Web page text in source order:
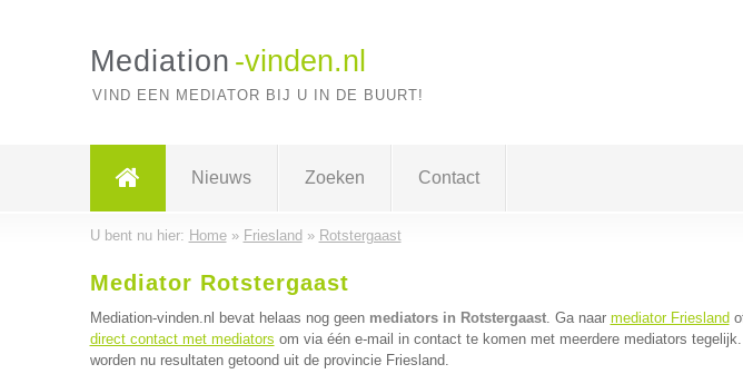
Mediation -vinden.nl
VIND EEN MEDIATOR BIJ U IN DE BUURT!
Nieuws Zoeken Contact
U bent nu hier: Home» Friesland » Rotstergaast
Mediator Rotstergaast
Mediation-vinden.nl bevat helaas nog geen mediators in Rotstergaast. Ga naar mediator Friesland
direct contact met mediators om via één e-mail in contact te komen met meerdere mediators
worden nu resultaten getoond uit de provincie Friesland.